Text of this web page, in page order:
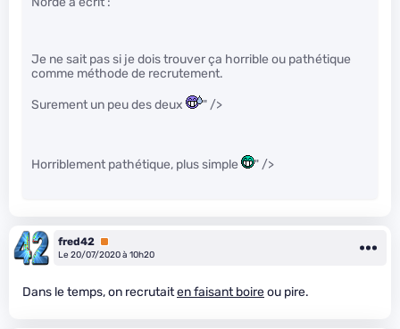
Je ne sait pas si je dois trouver ça horrible ou pathétique
comme méthode de recrutement.
Surement un peu des deux " />
Horriblement pathétique, plus simple " />
fred42 Premium
Le 20/07/2020 à 10h20
Dans le temps, on recrutaiten faisant boireou pire.